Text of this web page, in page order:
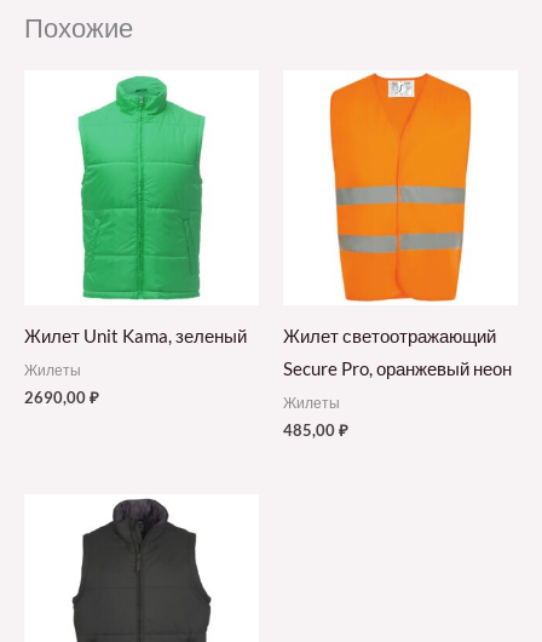
Похожие
Жилет Unit Kama, зеленый
Жилеты
2690,00₽
Жилет светоотражающий
Secure Pro, оранжевый неон
Жилеты
485,00₽